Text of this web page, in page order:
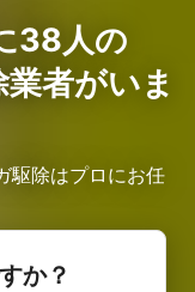
38人の
者がいま
駆除はプロにお任
か？